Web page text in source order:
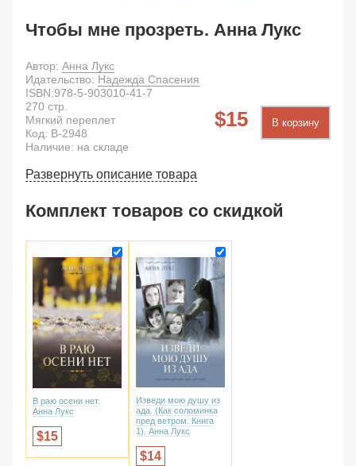
Чтобы мне прозреть. Анна Лукс
Автор: Анна Лукс
Идательство: Надежда Спасения
15 В корзину
ISBN:978-5-903010-41-7
270 стр.
Мягкий переплет
Код: B-2948
Наличие: на складе
Развернуть описание товара
Комплект товаров со скидкой
В раю осени нет.
Анна Лукс
15
Изведи мою душу из
ада. (Как соломинка
пред ветром. Книга
1). Анна Лукс
14